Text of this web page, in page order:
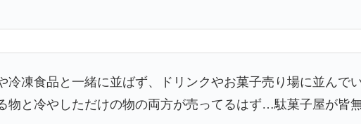
冷凍食品と一緒に並ばず、ドリンクやお菓子売り場に並んで
物と冷やしただけの物の両方が売ってるはず…駄菓子屋が皆